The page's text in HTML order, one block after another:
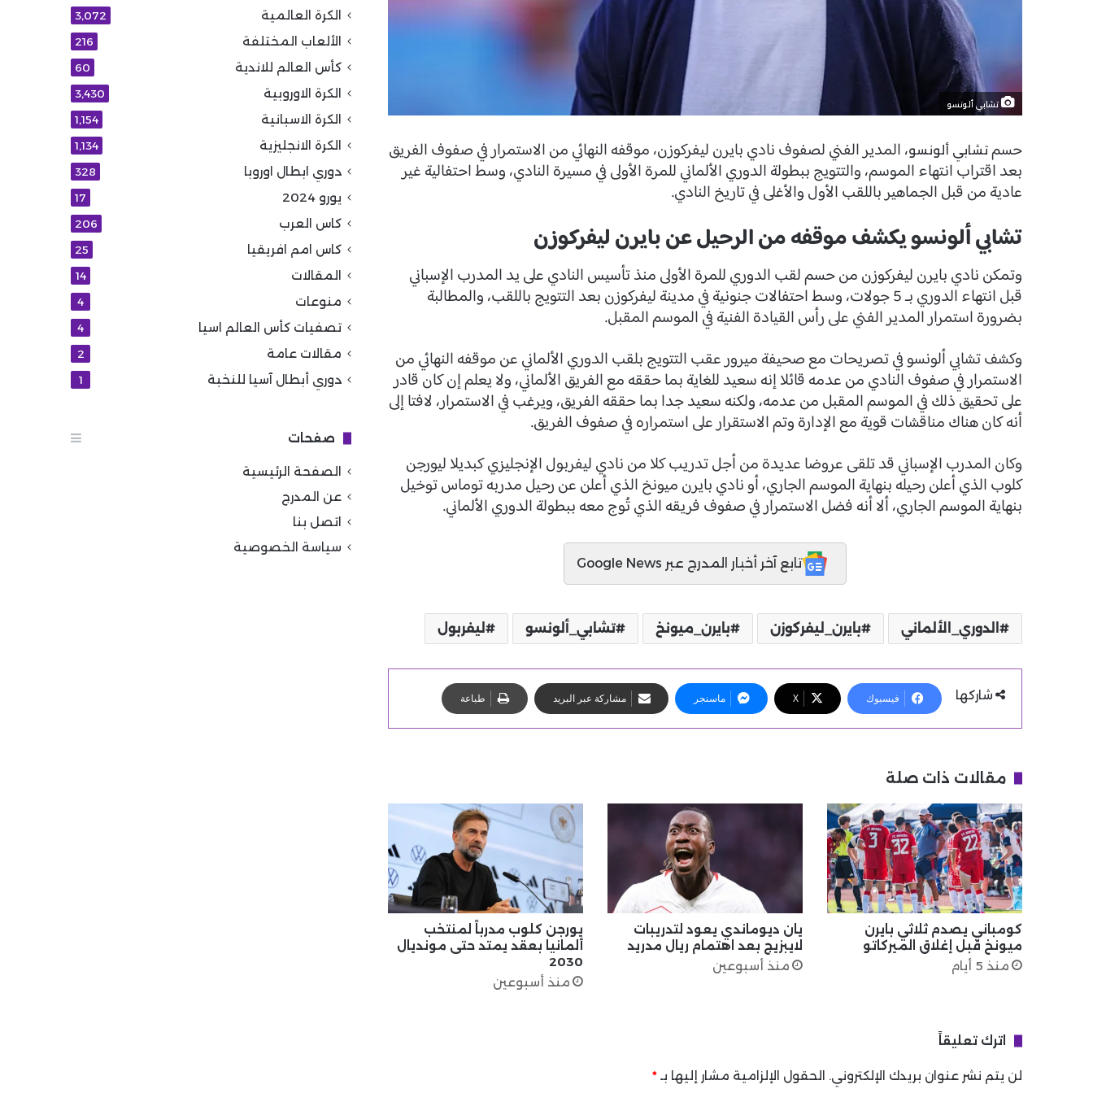
تشابي ألونسو
حسم تشابي ألونسو، المدير الفني لصفوف نادي بايرن ليفركوزن، موقفه النهائي من الاستمرار في صفوف الفريق
بعد اقتراب انتهاء الموسم، والتتويج ببطولة الدوري الألماني للمرة الأولى في مسيرة النادي، وسط احتفالية غير
عادية من قبل الجماهير باللقب الأول والأغلى في تاريخ النادي.
تشابي ألونسو يكشف موقفه من الرحيل عن بايرن ليفركوزن
وتمكن نادي بايرن ليفركوزن من حسم لقب الدوري للمرة الأولى منذ تأسيس النادي على يد المدرب الإسباني
قبل انتهاء الدوري بـ 5 جولات، وسط احتفالات جنونية في مدينة ليفركوزن بعد التتويج باللقب، والمطالبة
بضرورة استمرار المدير الفني على رأس القيادة الفنية في الموسم المقبل.
وكشف تشابي ألونسو في تصريحات مع صحيفة ميرور عقب التتويج بلقب الدوري الألماني عن موقفه النهائي من
الاستمرار في صفوف النادي من عدمه قائلا إنه سعيد للغاية بما حققه مع الفريق الألماني، ولا يعلم إن كان قادر
على تحقيق ذلك في الموسم المقبل من عدمه، ولكنه سعيد جدا بما حققه الفريق، ويرغب في الاستمرار، لافتا إلى
أنه كان هناك مناقشات قوية مع الإدارة وتم الاستقرار على استمراره في صفوف الفريق.
وكان المدرب الإسباني قد تلقى عروضا عديدة من أجل تدريب كلا من نادي ليفربول الإنجليزي كبديلا ليورجن
كلوب الذي أعلن رحيله بنهاية الموسم الجاري، أو نادي بايرن ميونخ الذي أعلن عن رحيل مدربه توماس توخيل
بنهاية الموسم الجاري، ألا أنه فضل الاستمرار في صفوف فريقه الذي تُوج معه ببطولة الدوري الألماني.
تابع آخر أخبار المدرج عبر Google News
الدوري_الألماني بايرن_ليفركوزن بايرن_ميونخ تشابي_ألونسو ليفربول
شاركها فيسبوك X ماسنجر مشاركة عبر البريد طباعة
مقالات ذات صلة
كومباني يصدم ثلاثي بايرن
ميونخ قبل إغلاق الميركاتو
منذ 5 أيام
يان ديوماندي يعود لتدريبات
لايبزيج بعد اهتمام ريال مدريد
منذ أسبوعين
يورجن كلوب مدرباً لمنتخب
ألمانيا بعقد يمتد حتى مونديال
2030
منذ أسبوعين
اترك تعليقاً
لن يتم نشر عنوان بريدك الإلكتروني. الحقول الإلزامية مشار إليها بـ *
الكرة العالمية 3٬072
الألعاب المختلفة 216
كأس العالم للاندية 60
الكرة الاوروبية 3٬430
الكرة الاسبانية 1٬154
الكرة الانجليزية 1٬134
دوري ابطال اوروبا 328
يورو 2024 17
كاس العرب 206
كاس امم افريقيا 25
المقالات 14
منوعات 4
تصفيات كأس العالم اسيا 4
مقالات عامة 2
دوري أبطال آسيا للنخبة 1
صفحات
الصفحة الرئيسية
عن المدرج
اتصل بنا
سياسة الخصوصية